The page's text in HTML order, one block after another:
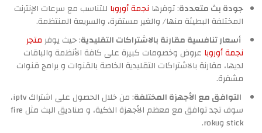
جودة بث متعددة: توفرها نجمة أوروبا للتناسب مع سرعات الإنترنت
المختلفة البطيئة منها/ والغير مستقرة، والسريعة المنتظمة.
أسعار تنافسية مقارنة بالاشتراكات التقليدية: حيث يوفرمتجر
نجمة أوروبا عروض وخصومات كبيرة على كافة الأنظمة والباقات
لديها، مقارنة بالاشتراكات التقليدية الخاصة بالقنوات و برامج قنوات
مشفرة.
التوافق مع الأجهزة المختلفة
: من خلال الحصول على اشتراك iptv،
سوف تجد توافق مع معظم الأجهزة الذكية، و صناديق البث مثل fire
stick وroku.